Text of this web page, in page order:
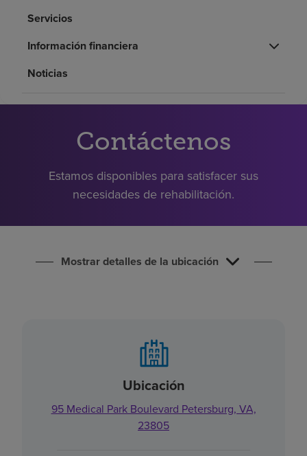
Recursos de salud
Pagar mi factura
Servicios
Información financiera
Noticias
Contáctenos
Estamos disponibles para satisfacer sus
necesidades de rehabilitación.
Mostrar detalles de la ubicación
Ubicación
95 Medical Park Boulevard Petersburg, VA,
23805